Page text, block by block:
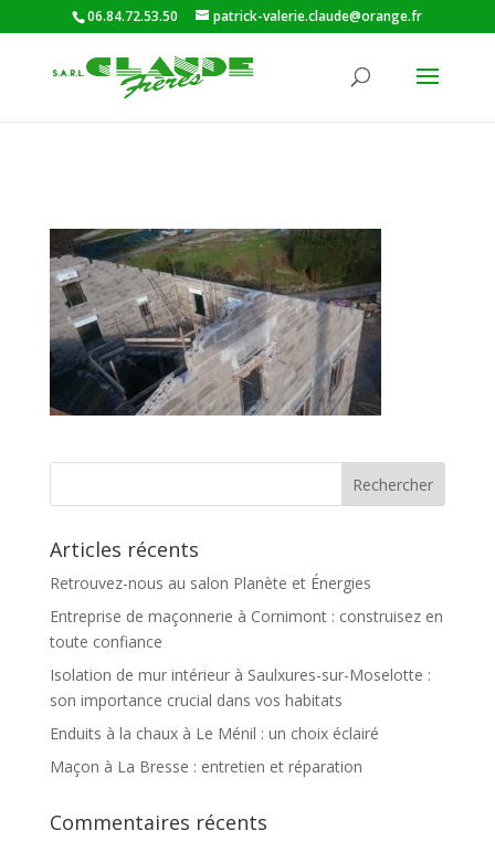
06.84.72.53.50 patrick-valerie.claude@orange.fr
Articles récents
Retrouvez-nous au salon Planète et Énergies
Entreprise de maçonnerie à Cornimont : construisez en
toute confiance
Isolation de mur intérieur à Saulxures-sur-Moselotte :
son importance crucial dans vos habitats
Enduits à la chaux à Le Ménil : un choix éclairé
Maçon à La Bresse : entretien et réparation
Commentaires récents